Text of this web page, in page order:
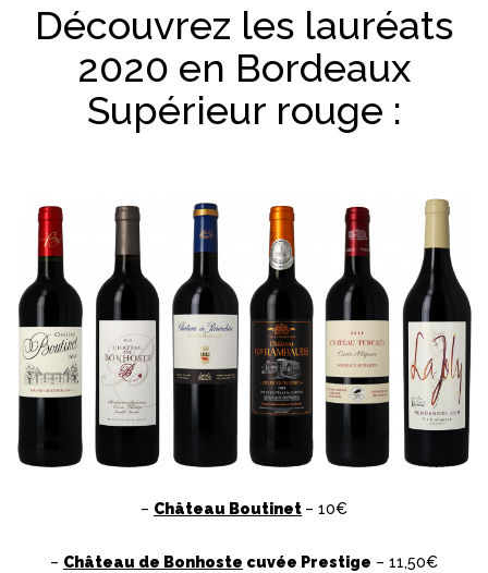
Découvrez les lauréats
2020 en Bordeaux
Supérieur rouge :
– Château Boutinet – 10€
– Château de Bonhoste cuvée Prestige – 11,50€